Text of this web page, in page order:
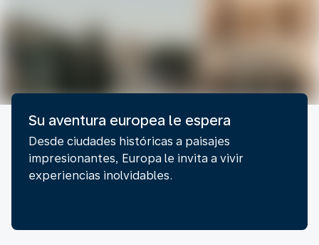
Su aventura europea le espera
Desde ciudades históricas a paisajes
impresionantes, Europa le invita a vivir
experiencias inolvidables.